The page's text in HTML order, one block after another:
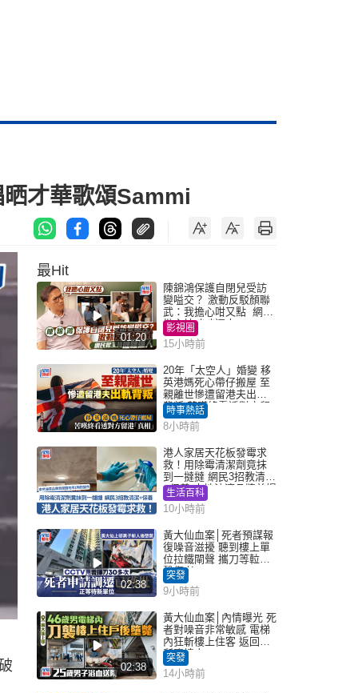
才華歌頌Sammi
最Hit
01:20
陳錦鴻保護自閉兒受訪
變嗌交？ 激動反駁顏聯
武：我擔心咁又點 網民
批主持咄咄逼人
影視圈
15小時前
20年「太空人」婚變 移
英港媽死心帶仔搬屋 至
親離世慘遭留港夫出軌
背叛 苦嘆終看透對方留
港「真相」｜Juicy叮
時事熱話
8小時前
港人家居天花板發霉求
救！用除霉清潔劑竟抹
到一撻撻 網民3招教清潔
+保養 本地油漆品牌曾提
醒勿用1物防變色
生活百科
10小時前
02:38
黃大仙血案│死者預謀報
復噪音滋擾 聽到樓上單
位拉鐵閘聲 攜刀等𨋢伏
擊傷者
突發
9小時前
02:38
黃大仙血案│內情曝光 死
者對噪音非常敏感 電梯
內狂斬樓上住客 返回住
所墮樓亡
突發
14小時前